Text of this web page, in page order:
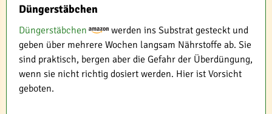
Düngerstäbchen
Düngerstäbchen
werden ins Substrat gesteckt und
geben über mehrere Wochen langsam Nährstoffe ab. Sie
sind praktisch, bergen aber die Gefahr der Überdüngung,
wenn sie nicht richtig dosiert werden. Hier ist Vorsicht
geboten.